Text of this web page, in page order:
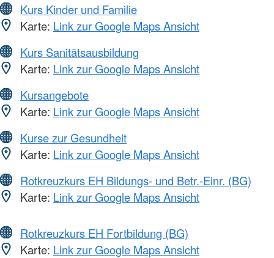
Kurs Kinder und Familie
Karte: Link zur Google Maps Ansicht
Kurs Sanitätsausbildung
Karte: Link zur Google Maps Ansicht
Kursangebote
Karte: Link zur Google Maps Ansicht
Kurse zur Gesundheit
Karte: Link zur Google Maps Ansicht
Rotkreuzkurs EH Bildungs- und Betr.-Einr. (BG)
Karte: Link zur Google Maps Ansicht
Rotkreuzkurs EH Fortbildung (BG)
Karte: Link zur Google Maps Ansicht